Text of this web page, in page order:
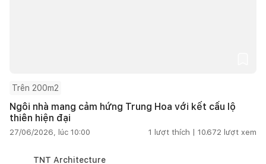
Trên 200m2
Ngôi nhà mang cảm hứng Trung Hoa với kết cấu lộ
thiên hiện đại
27/06/2026, lúc 10:00 1 lượt thích | 10.672 lượt xem
TNT Architecture